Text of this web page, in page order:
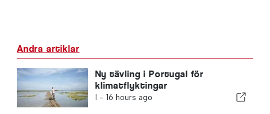
Andra artiklar
Ny tävling i Portugal för
klimatflyktingar
I - 16 hours ago